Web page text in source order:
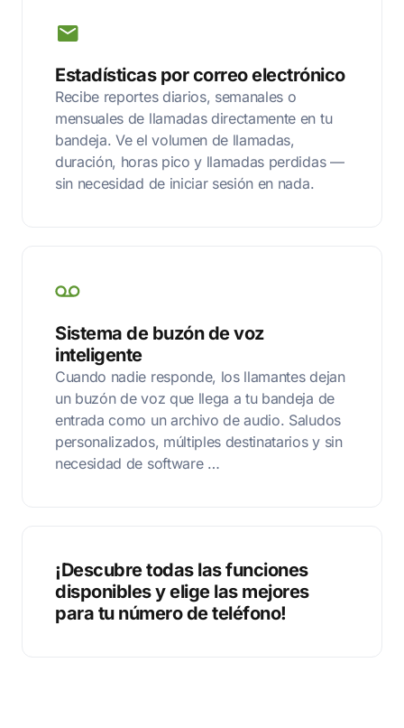
Estadísticas por correo electrónico
Recibe reportes diarios, semanales o
mensuales de llamadas directamente en tu
bandeja. Ve el volumen de llamadas,
duración, horas pico y llamadas perdidas —
sin necesidad de iniciar sesión en nada.
Sistema de buzón de voz
inteligente
Cuando nadie responde, los llamantes dejan
un buzón de voz que llega a tu bandeja de
entrada como un archivo de audio. Saludos
personalizados, múltiples destinatarios y sin
necesidad de software …
¡Descubre todas las funciones
disponibles y elige las mejores
para tu número de teléfono!